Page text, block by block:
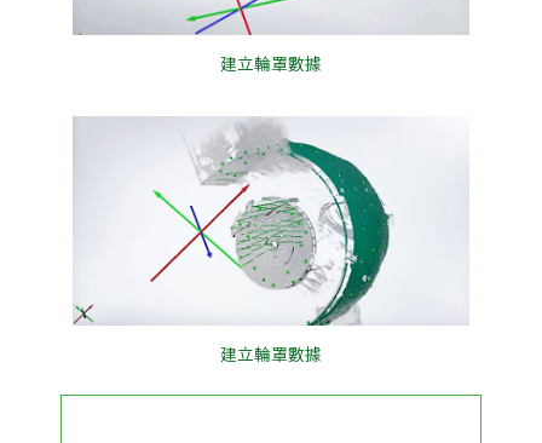
建立輪罩數據
建立輪罩數據